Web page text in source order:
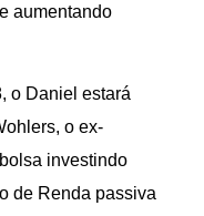
aumentando
o Daniel estará
o ex-
investindo
de Renda passiva